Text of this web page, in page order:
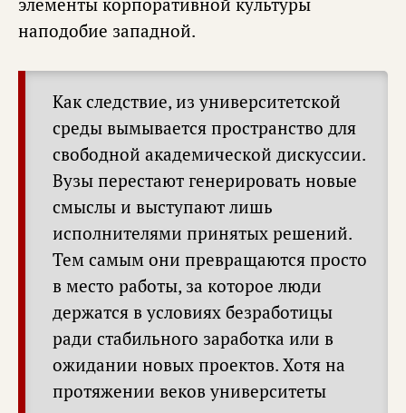
наподобие западной.
Как следствие, из университетской
среды вымывается пространство для
свободной академической дискуссии.
Вузы перестают генерировать новые
смыслы и выступают лишь
исполнителями принятых решений.
Тем самым они превращаются просто
в место работы, за которое люди
держатся в условиях безработицы
ради стабильного заработка или в
ожидании новых проектов. Хотя на
протяжении веков университеты